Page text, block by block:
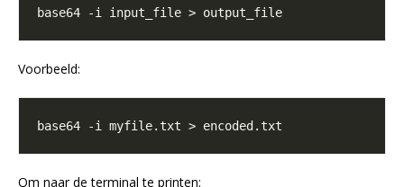
Voorbeeld:
Om naar de terminal te printen: